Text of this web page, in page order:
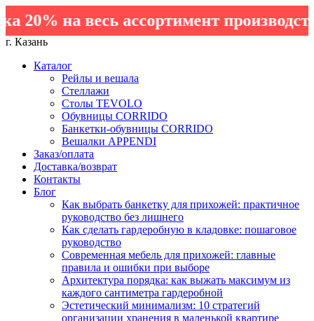
на весь ассортимент
г. Казань
Каталог
Рейлы и вешала
Стеллажи
Столы TEVOLO
Обувницы CORRIDO
Банкетки-обувницы CORRIDO
Вешалки APPENDI
Заказ/оплата
Доставка/возврат
Контакты
Блог
Как выбрать банкетку для прихожей: практичное
руководство без лишнего
Как сделать гардеробную в кладовке: пошаговое
руководство
Современная мебель для прихожей: главные
правила и ошибки при выборе
Архитектура порядка: как выжать максимум из
каждого сантиметра гардеробной
Эстетический минимализм: 10 стратегий
организации хранения в маленькой квартире